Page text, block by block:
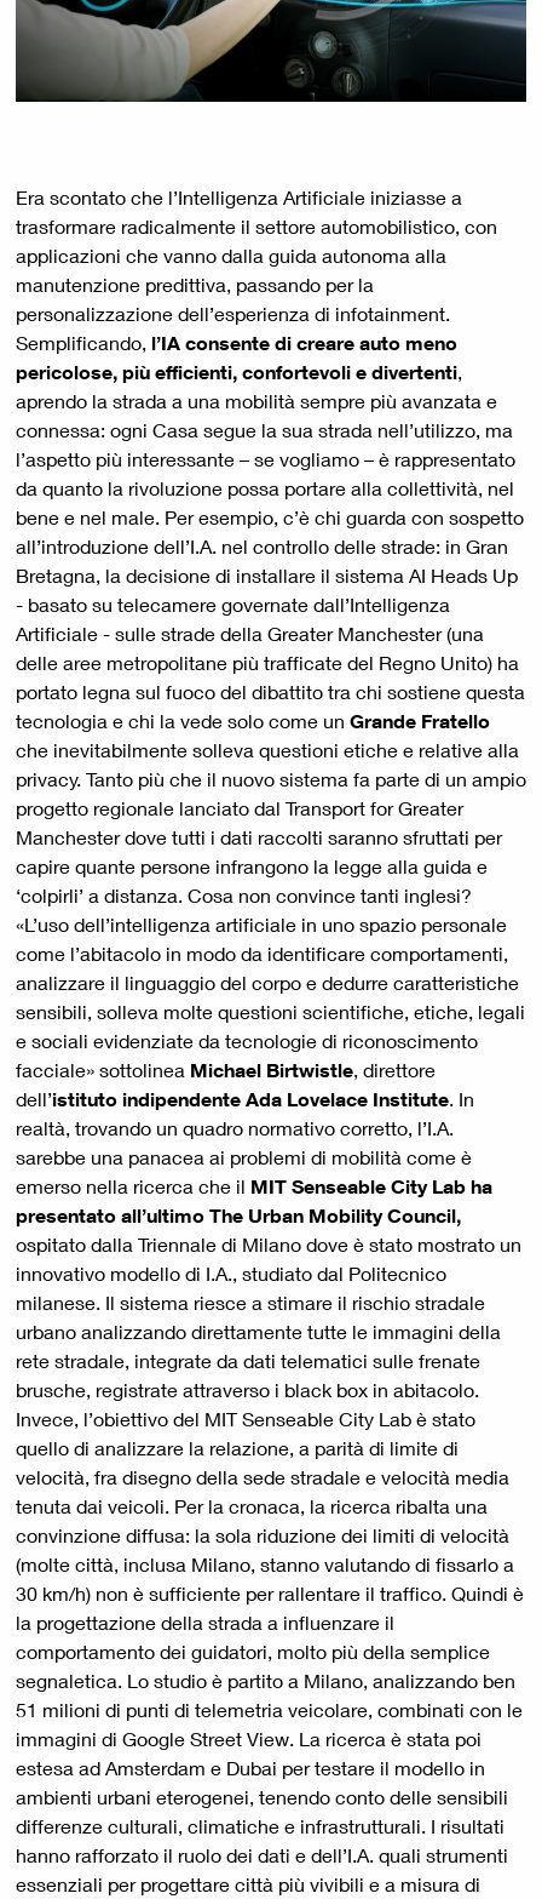
Era scontato che l’Intelligenza Artificiale iniziasse a
trasformare radicalmente il settore automobilistico, con
applicazioni che vanno dalla guida autonoma alla
manutenzione predittiva, passando per la
personalizzazione dell’esperienza di infotainment.
Semplificando, l’IA consente di creare auto meno
pericolose, più efficienti, confortevoli e divertenti,
aprendo la strada a una mobilità sempre più avanzata e
connessa: ogni Casa segue la sua strada nell’utilizzo, ma
l’aspetto più interessante – se vogliamo – è rappresentato
da quanto la rivoluzione possa portare alla collettività, nel
bene e nel male. Per esempio, c’è chi guarda con sospetto
all’introduzione dell’I.A. nel controllo delle strade: in Gran
Bretagna, la decisione di installare il sistema AI Heads Up
- basato su telecamere governate dall’Intelligenza
Artificiale - sulle strade della Greater Manchester (una
delle aree metropolitane più trafficate del Regno Unito) ha
portato legna sul fuoco del dibattito tra chi sostiene questa
tecnologia e chi la vede solo come un Grande Fratello
che inevitabilmente solleva questioni etiche e relative alla
privacy. Tanto più che il nuovo sistema fa parte di un ampio
progetto regionale lanciato dal Transport for Greater
Manchester dove tutti i dati raccolti saranno sfruttati per
capire quante persone infrangono la legge alla guida e
‘colpirli’ a distanza. Cosa non convince tanti inglesi?
«L’uso dell’intelligenza artificiale in uno spazio personale
come l’abitacolo in modo da identificare comportamenti,
analizzare il linguaggio del corpo e dedurre caratteristiche
sensibili, solleva molte questioni scientifiche, etiche, legali
e sociali evidenziate da tecnologie di riconoscimento
facciale» sottolinea Michael Birtwistle, direttore
dell’istituto indipendente Ada Lovelace Institute. In
realtà, trovando un quadro normativo corretto, l’I.A.
sarebbe una panacea ai problemi di mobilità come è
emerso nella ricerca che il MIT Senseable City Lab ha
presentato all’ultimo The Urban Mobility Council,
ospitato dalla Triennale di Milano dove è stato mostrato un
innovativo modello di I.A., studiato dal Politecnico
milanese. Il sistema riesce a stimare il rischio stradale
urbano analizzando direttamente tutte le immagini della
rete stradale, integrate da dati telematici sulle frenate
brusche, registrate attraverso i black box in abitacolo.
Invece, l’obiettivo del MIT Senseable City Lab è stato
quello di analizzare la relazione, a parità di limite di
velocità, fra disegno della sede stradale e velocità media
tenuta dai veicoli. Per la cronaca, la ricerca ribalta una
convinzione diffusa: la sola riduzione dei limiti di velocità
(molte città, inclusa Milano, stanno valutando di fissarlo a
30 km/h) non è sufficiente per rallentare il traffico. Quindi è
la progettazione della strada a influenzare il
comportamento dei guidatori, molto più della semplice
segnaletica. Lo studio è partito a Milano, analizzando ben
51 milioni di punti di telemetria veicolare, combinati con le
immagini di Google Street View. La ricerca è stata poi
estesa ad Amsterdam e Dubai per testare il modello in
ambienti urbani eterogenei, tenendo conto delle sensibili
differenze culturali, climatiche e infrastrutturali. I risultati
hanno rafforzato il ruolo dei dati e dell’I.A. quali strumenti
essenziali per progettare città più vivibili e a misura di